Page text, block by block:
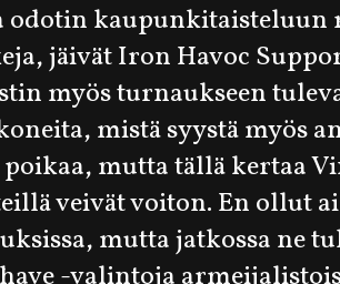
odotin
jäivät Iron Havoc
myös turnaukseen
mistä syystä myös
mutta tällä kertaa
veivät voiton. En ollut
mutta jatkossa ne